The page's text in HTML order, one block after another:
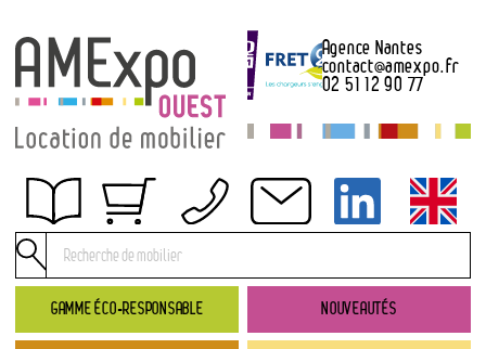
GAMME ÉCO-RESPONSABLE NOUVEAUTÉS
Agence Nantes
contact@amexpo.fr
02 51 12 90 77
Obtenir un devis
Conditions générales de location
Conditions de règlement
Contact